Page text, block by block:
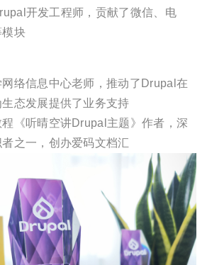
开发工程师，贡献了微信、电
模块
络信息中心老师，推动了Drupal在
态发展提供了业务支持
《听晴空讲Drupal主题》作者，深
之一，创办爱码文档汇